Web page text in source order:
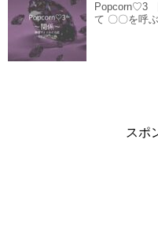
て 〇〇を
スポ